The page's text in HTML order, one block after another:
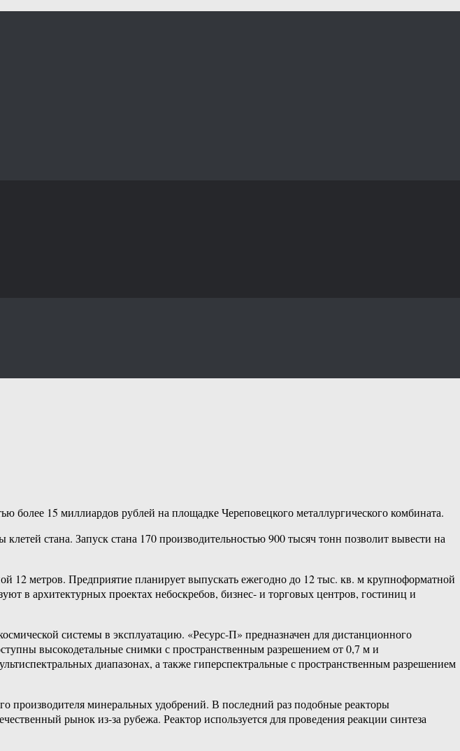
более 15 миллиардов рублей на площадке Череповецкого металлургического комбината.
стана. Запуск стана 170 производительностью 900 тысяч тонн позволит вывести на
12 метров. Предприятие планирует выпускать ежегодно до 12 тыс. кв. м крупноформатной
в архитектурных проектах небоскребов, бизнес- и торговых центров, гостиниц и
системы в эксплуатацию. «Ресурс-П» предназначен для дистанционного
высокодетальные снимки с пространственным разрешением от 0,7 м и
диапазонах, а также гиперспектральные с пространственным разрешением
производителя минеральных удобрений. В последний раз подобные реакторы
рынок из-за рубежа. Реактор используется для проведения реакции синтеза